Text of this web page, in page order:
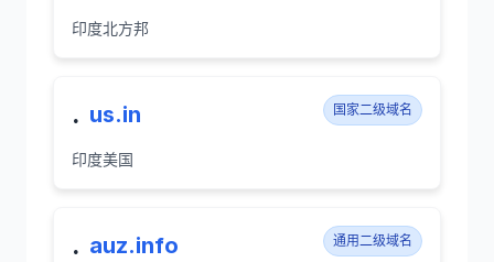
印度北方邦
. us.in 国家二级域名
印度美国
. auz.info 通用二级域名